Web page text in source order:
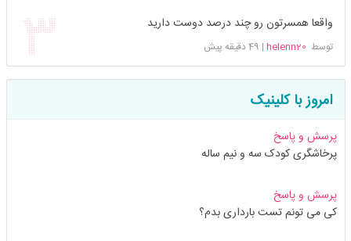
واقعا همسرتون رو چند درصد دوست دارید
توسط helenn20
| 49 دقیقه پیش
امروز با کلینیک
پرسش و پاسخ
پرخاشگری کودک سه و نیم ساله
پرسش و پاسخ
کی می تونم تست بارداری بدم؟